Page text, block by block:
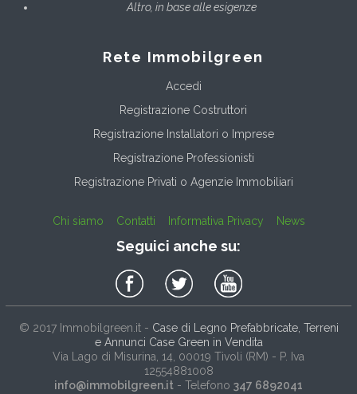
Altro, in base alle esigenze
Rete Immobilgreen
Accedi
Registrazione Costruttori
Registrazione Installatori o Imprese
Registrazione Professionisti
Registrazione Privati o Agenzie Immobiliari
Chi siamo Contatti Informativa Privacy News
Seguici anche su:
© 2017 Immobilgreen.it- Case di Legno Prefabbricate, Terreni
e Annunci Case Green in Vendita
Via Lago di Misurina, 14 , 00019 Tivoli (RM) - P. Iva
12554881008
info@immobilgreen.it - Telefono 347 6892041